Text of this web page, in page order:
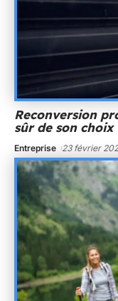
Reconversion
sûr de son choix
Entreprise 23 février